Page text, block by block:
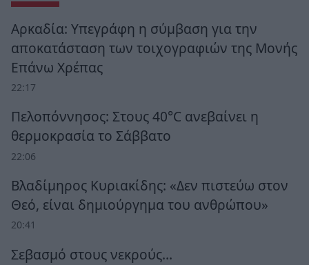
Αρκαδία: Υπεγράφη η σύμβαση για την
αποκατάσταση των τοιχογραφιών της Μονής
Επάνω Χρέπας
22:17
Πελοπόννησος: Στους 40°C ανεβαίνει η
θερμοκρασία το Σάββατο
22:06
Βλαδίμηρος Κυριακίδης: «Δεν πιστεύω στον
Θεό, είναι δημιούργημα του ανθρώπου»
20:41
Σεβασμό στους νεκρούς…